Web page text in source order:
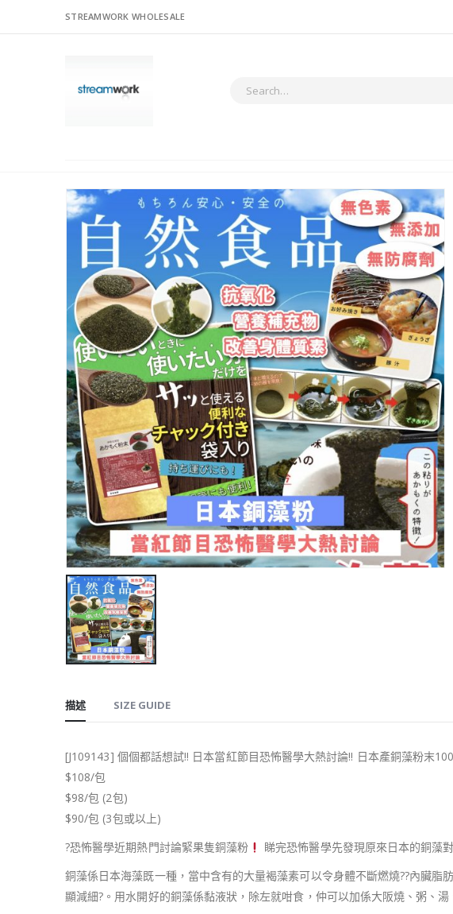
STREAMWORK WHOLESALE
描述 SIZE GUIDE
[J109143] 個個都話想試!! 日本當紅節目恐怖醫學大熱討論!! 日本產銅藻粉末
$108/包
$98/包 (2包)
$90/包 (3包或以上)
?恐怖醫學近期熱門討論緊果隻銅藻粉
睇完恐怖醫學先發現原來日本的銅藻
銅藻係日本海藻既一種，當中含有的大量褐藻素可以令身體不斷燃燒??內臟
顯減細?。用水開好的銅藻係黏液狀，除左就咁食，仲可以加係大阪燒、粥、